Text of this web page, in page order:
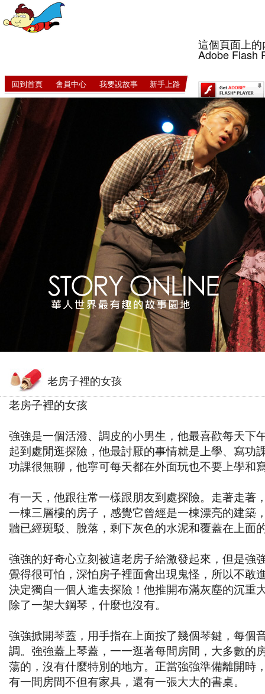
這個頁面上
Adobe Flash
回到首頁 會員中心 我要說故事 新手上路
老房子裡的女孩
老房子裡的女孩
強強是一個活潑、調皮的小男生，他最喜歡每天下
起到處閒逛探險，他最討厭的事情就是上學、寫功
功課很無聊，他寧可每天都在外面玩也不要上學和
有一天，他跟往常一樣跟朋友到處探險。走著走著
一棟三層樓的房子，感覺它曾經是一棟漂亮的建築
牆已經斑駁、脫落，剩下灰色的水泥和覆蓋在上面
強強的好奇心立刻被這老房子給激發起來，但是強
覺得很可怕，深怕房子裡面會出現鬼怪，所以不敢
決定獨自一個人進去探險！他推開布滿灰塵的沉重
除了一架大鋼琴，什麼也沒有。
強強掀開琴蓋，用手指在上面按了幾個琴鍵，每個
調。強強蓋上琴蓋，一一逛著每間房間，大多數的
蕩的，沒有什麼特別的地方。正當強強準備離開時
有一間房間不但有家具，還有一張大大的書桌。